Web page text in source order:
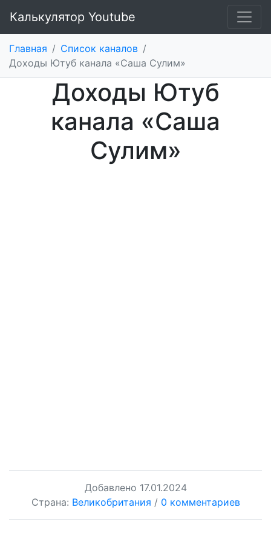
Калькулятор Youtube
Главная / Список каналов /
Доходы Ютуб канала «Саша Сулим»
Доходы Ютуб
канала «Саша
Сулим»
Добавлено 17.01.2024
Страна: Великобритания / 0 комментариев